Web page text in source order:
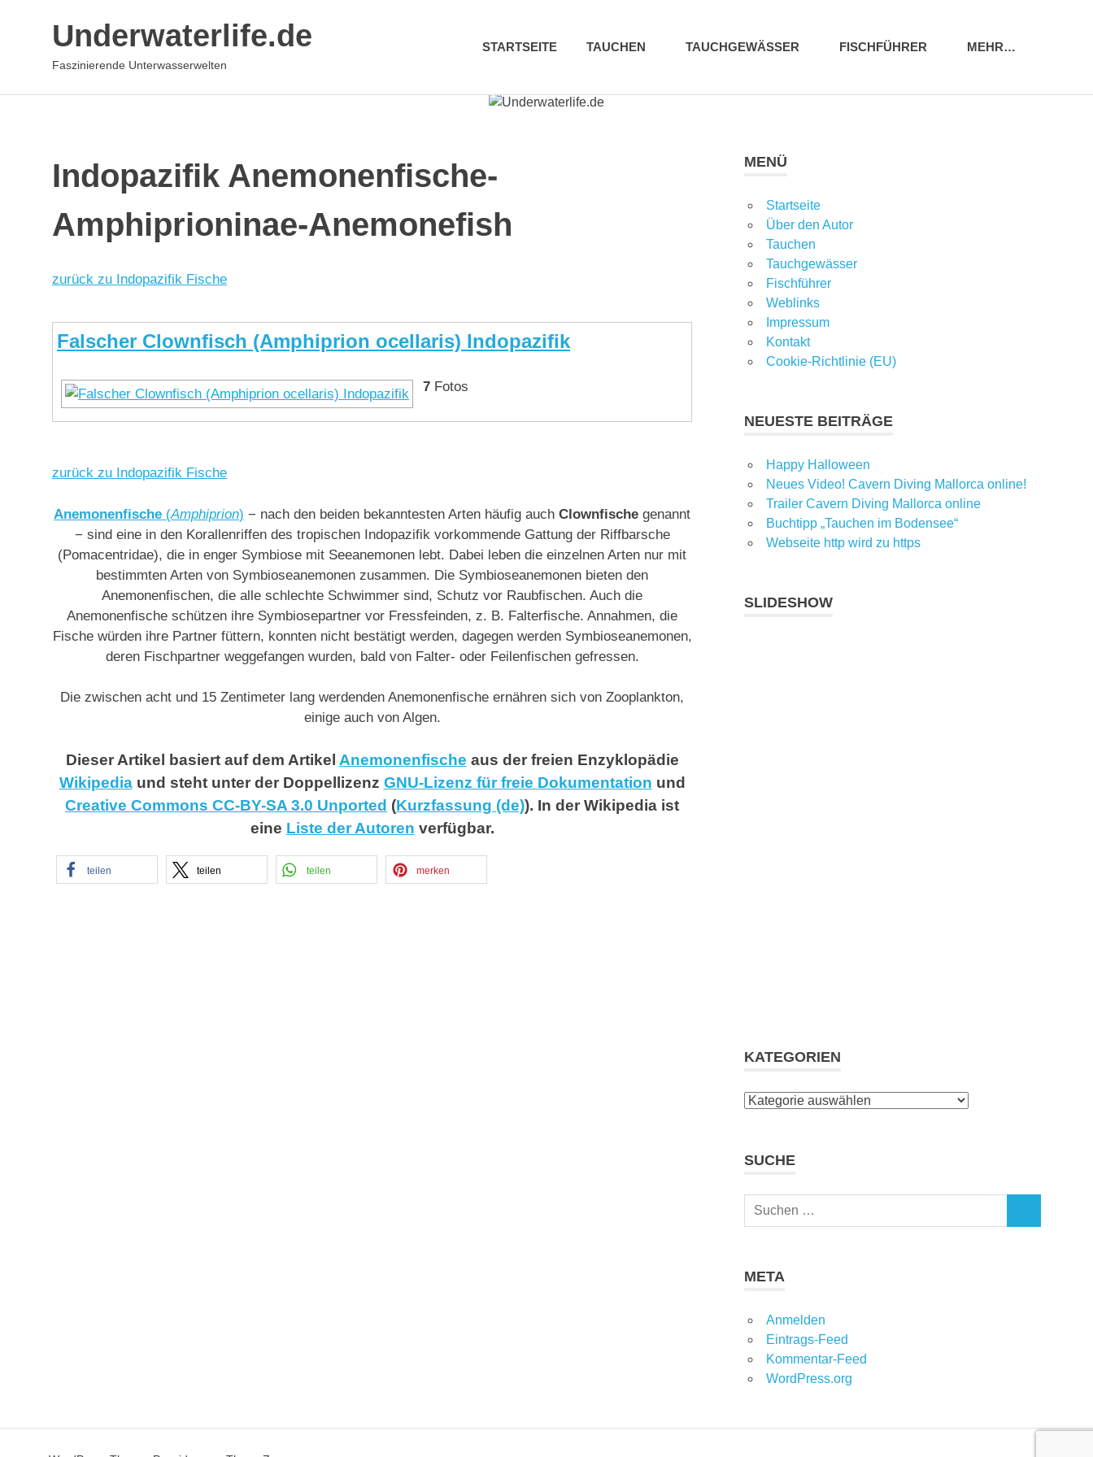
Underwaterlife.de
Faszinierende Unterwasserwelten
STARTSEITE TAUCHEN TAUCHGEWÄSSER FISCHFÜHRER MEHR…
Indopazifik Anemonenfische-
Amphiprioninae-Anemonefish
zurück zu Indopazifik Fische
Falscher Clownfisch (Amphiprion ocellaris) Indopazifik
7 Fotos
zurück zu Indopazifik Fische
Anemonenfische (Amphiprion) − nach den beiden bekanntesten Arten häufig auchClownfische genannt
− sind eine in den Korallenriffen des tropischen Indopazifik vorkommende Gattung der Riffbarsche
(Pomacentridae), die in enger Symbiose mit Seeanemonen lebt. Dabei leben die einzelnen Arten nur mit
bestimmten Arten von Symbioseanemonen zusammen. Die Symbioseanemonen bieten den
Anemonenfischen, die alle schlechte Schwimmer sind, Schutz vor Raubfischen. Auch die
Anemonenfische schützen ihre Symbiosepartner vor Fressfeinden, z. B. Falterfische. Annahmen, die
Fische würden ihre Partner füttern, konnten nicht bestätigt werden, dagegen werden Symbioseanemonen,
deren Fischpartner weggefangen wurden, bald von Falter- oder Feilenfischen gefressen.
Die zwischen acht und 15 Zentimeter lang werdenden Anemonenfische ernähren sich von Zooplankton,
einige auch von Algen.
Dieser Artikel basiert auf dem Artikel Anemonenfische aus der freien Enzyklopädie
Wikipediaund steht unter der Doppellizenz GNU-Lizenz für freie Dokumentation und
Creative Commons CC-BY-SA 3.0 Unported (Kurzfassung (de)). In der Wikipedia ist
eine Liste der Autoren verfügbar.
teilen teilen teilen merken
MENÜ
Startseite
Über den Autor
Tauchen
Tauchgewässer
Fischführer
Weblinks
Impressum
Kontakt
Cookie-Richtlinie (EU)
NEUESTE BEITRÄGE
Happy Halloween
Neues Video! Cavern Diving Mallorca online!
Trailer Cavern Diving Mallorca online
Buchtipp „Tauchen im Bodensee“
Webseite http wird zu https
SLIDESHOW
KATEGORIEN
Kategorien
SUCHE
Suchen
META
Anmelden
Eintrags-Feed
Kommentar-Feed
WordPress.org